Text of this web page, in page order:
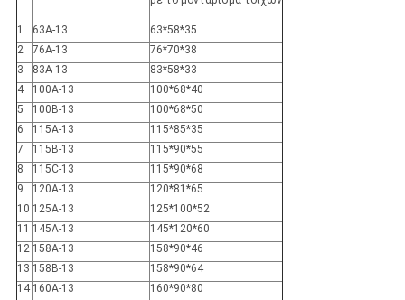
1 63A-13
63*58*35
2
76A-13
76*70*38
3
83A-13
83*58*33
4
100A-13
100*68*40
5
100B-13
100*68*50
6
115A-13
115*85*35
7
115B-13
115*90*55
8
115C-13
115*90*68
9
120A-13
120*81*65
10 125A-13
125*100*52
11 145A-13
145*120*60
12 158A-13
158*90*46
13 158B-13
158*90*64
14 160A-13
160*90*80